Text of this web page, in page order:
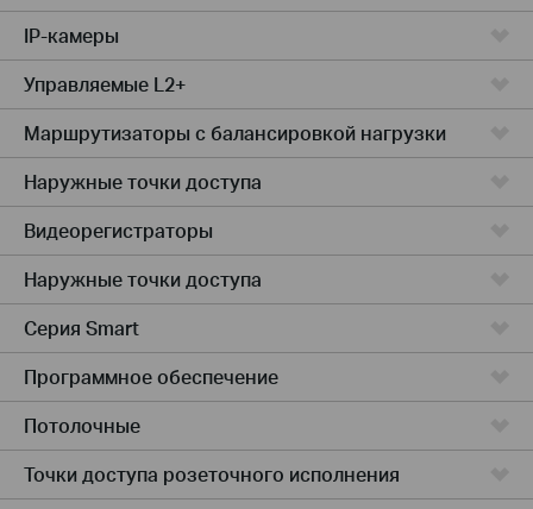
IP-камеры
Управляемые L2+
Маршрутизаторы с балансировкой нагрузки
Наружные точки доступа
Видеорегистраторы
Наружные точки доступа
Серия Smart
Программное обеспечение
Потолочные
Точки доступа розеточного исполнения